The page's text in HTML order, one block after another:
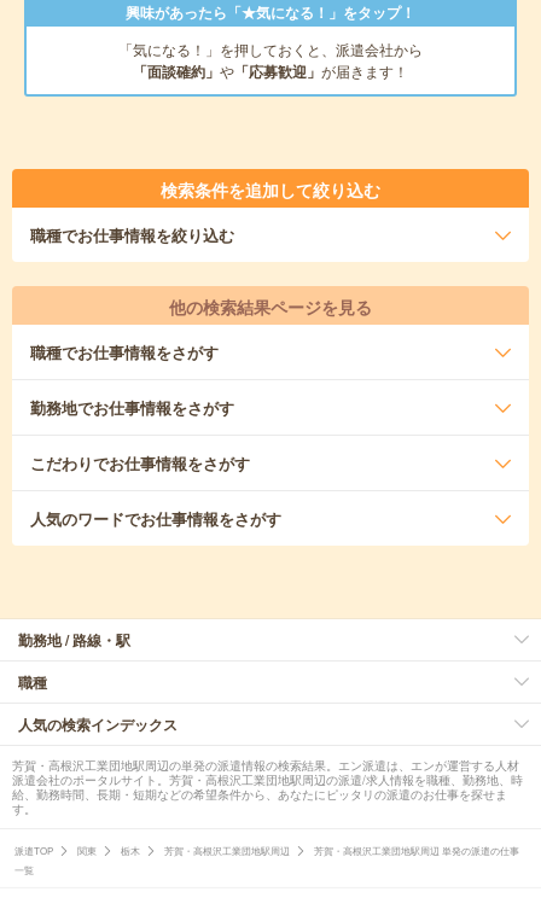
興味があったら「★気になる！」をタップ！
「気になる！」を押しておくと、派遣会社から
「面談確約」 や 「応募歓迎」 が届きます！
検索条件を追加して絞り込む
職種でお仕事情報を絞り込む
他の検索結果ページを見る
職種でお仕事情報をさがす
勤務地でお仕事情報をさがす
こだわりでお仕事情報をさがす
人気のワードでお仕事情報をさがす
勤務地 / 路線・駅
職種
人気の検索インデックス
芳賀・高根沢工業団地駅周辺の単発の派遣情報の検索結果。エン派遣は、エンが運営する人材
派遣会社のポータルサイト。芳賀・高根沢工業団地駅周辺の派遣/求人情報を職種、勤務地、時
給、勤務時間、長期・短期などの希望条件から、あなたにピッタリの派遣のお仕事を探せま
す。
派遣TOP 関東 栃木 芳賀・高根沢工業団地駅周辺
芳賀・高根沢工業団地駅周辺 単発の派遣の仕事
一覧